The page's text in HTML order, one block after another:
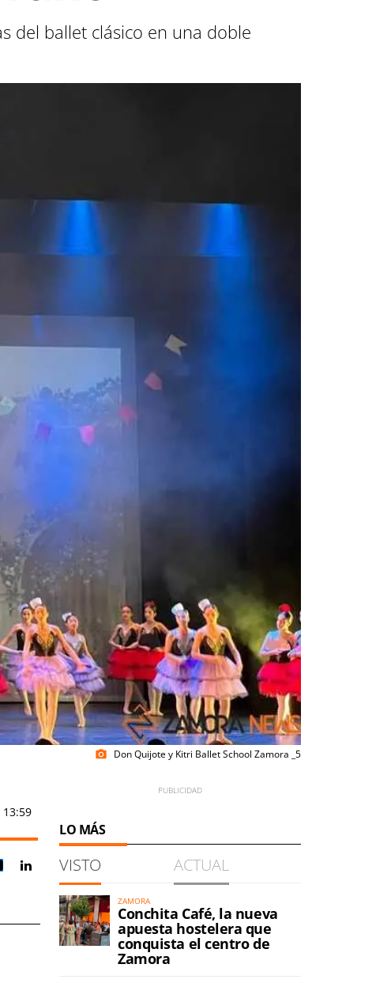
del ballet clásico en una doble
photo_camera Don Quijote y Kitri Ballet School Zamora _5
13:59
LO MÁS
VISTO ACTUAL
ZAMORA
Conchita Café, la nueva
apuesta hostelera que
conquista el centro de
Zamora